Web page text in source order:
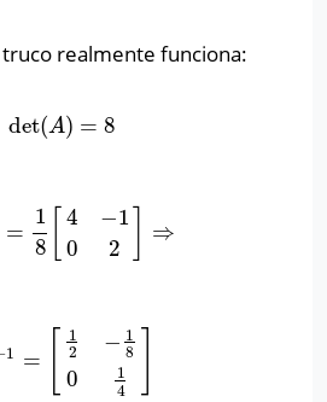
realmente funciona:
det(A) = 8
det(A)= 8
=
1
8
4
0
−1
2
⇒
1= 18 −1 ⇒
1 =
1
2
0
− 1
8
1
4
1 =[1 1 4]